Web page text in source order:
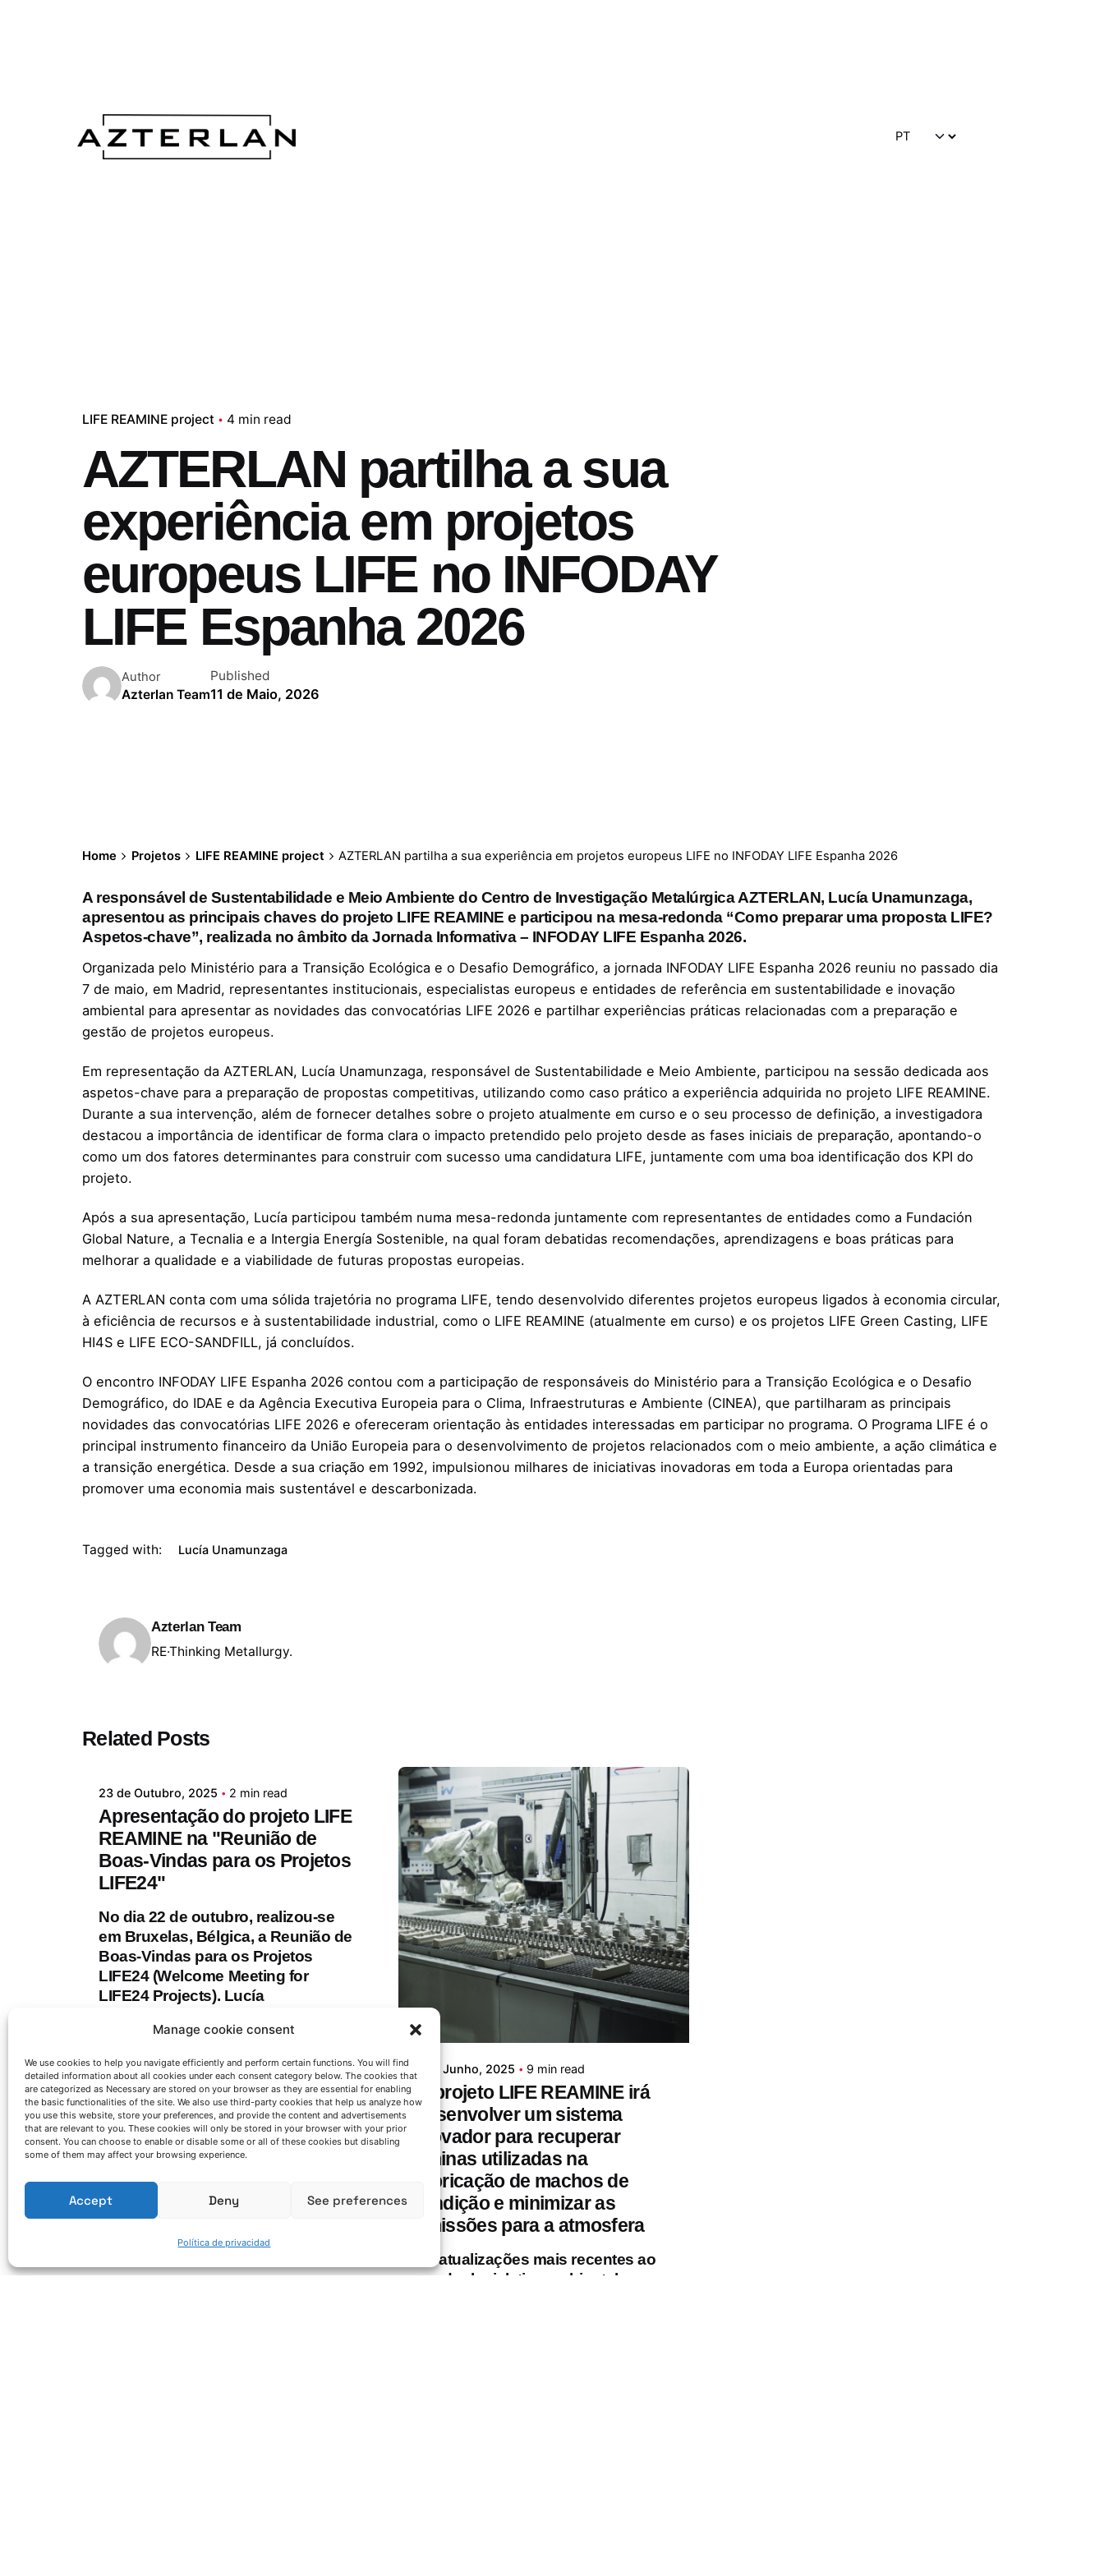
Manage cookie consent
We use cookies to help you navigate efficiently and perform certain functions. You will find
detailed information about all cookies under each consent category below. The cookies that
are categorized as Necessary are stored on your browser as they are essential for enabling
the basic functionalities of the site. We also use third-party cookies that help us analyze how
you use this website, store your preferences, and provide the content and advertisements
that are relevant to you. These cookies will only be stored in your browser with your prior
consent. You can choose to enable or disable some or all of these cookies but disabling
some of them may affect your browsing experience.
Accept Deny See preferences
Política de privacidad
LIFE REAMINE project 4 min read
AZTERLAN partilha a sua
experiência em projetos
europeus LIFE no INFODAY
LIFE Espanha 2026
Author
Azterlan Team
Published
11 de Maio, 2026
Home Projetos LIFE REAMINE project AZTERLAN partilha a sua experiência em projetos europeus LIFE no INFODAY LIFE Espanha 2026
A responsável de Sustentabilidade e Meio Ambiente do Centro de Investigação Metalúrgica AZTERLAN, Lucía Unamunzaga,
apresentou as principais chaves do projeto LIFE REAMINE e participou na mesa-redonda “Como preparar uma proposta LIFE?
Aspetos-chave”, realizada no âmbito da Jornada Informativa – INFODAY LIFE Espanha 2026.
Organizada pelo Ministério para a Transição Ecológica e o Desafio Demográfico, a jornada INFODAY LIFE Espanha 2026 reuniu no passado dia
7 de maio, em Madrid, representantes institucionais, especialistas europeus e entidades de referência em sustentabilidade e inovação
ambiental para apresentar as novidades das convocatórias LIFE 2026 e partilhar experiências práticas relacionadas com a preparação e
gestão de projetos europeus.
Em representação da AZTERLAN, Lucía Unamunzaga, responsável de Sustentabilidade e Meio Ambiente, participou na sessão dedicada aos
aspetos-chave para a preparação de propostas competitivas, utilizando como caso prático a experiência adquirida no projeto LIFE REAMINE.
Durante a sua intervenção, além de fornecer detalhes sobre o projeto atualmente em curso e o seu processo de definição, a investigadora
destacou a importância de identificar de forma clara o impacto pretendido pelo projeto desde as fases iniciais de preparação, apontando-o
como um dos fatores determinantes para construir com sucesso uma candidatura LIFE, juntamente com uma boa identificação dos KPI do
projeto.
Após a sua apresentação, Lucía participou também numa mesa-redonda juntamente com representantes de entidades como a Fundación
Global Nature, a Tecnalia e a Intergia Energía Sostenible, na qual foram debatidas recomendações, aprendizagens e boas práticas para
melhorar a qualidade e a viabilidade de futuras propostas europeias.
A AZTERLAN conta com uma sólida trajetória no programa LIFE, tendo desenvolvido diferentes projetos europeus ligados à economia circular,
à eficiência de recursos e à sustentabilidade industrial, como o LIFE REAMINE (atualmente em curso) e os projetos LIFE Green Casting, LIFE
HI4S e LIFE ECO-SANDFILL, já concluídos.
O encontro INFODAY LIFE Espanha 2026 contou com a participação de responsáveis do Ministério para a Transição Ecológica e o Desafio
Demográfico, do IDAE e da Agência Executiva Europeia para o Clima, Infraestruturas e Ambiente (CINEA), que partilharam as principais
novidades das convocatórias LIFE 2026 e ofereceram orientação às entidades interessadas em participar no programa. O Programa LIFE é o
principal instrumento financeiro da União Europeia para o desenvolvimento de projetos relacionados com o meio ambiente, a ação climática e
a transição energética. Desde a sua criação em 1992, impulsionou milhares de iniciativas inovadoras em toda a Europa orientadas para
promover uma economia mais sustentável e descarbonizada.
Tagged with: Lucía Unamunzaga
Azterlan Team
RE·Thinking Metallurgy.
Related Posts
Azterlan Team
23 de Outubro, 2025 2 min read
Apresentação do projeto LIFE
REAMINE na "Reunião de
Boas-Vindas para os Projetos
LIFE24"
No dia 22 de outubro, realizou-se
em Bruxelas, Bélgica, a Reunião de
Boas-Vindas para os Projetos
LIFE24 (Welcome Meeting for
LIFE24 Projects). Lucía
Sustentabilidade e Ambiente da
AZTERLAN, apresentou os
principais objetivos do projeto
REAMINE, bem como a solução
tecnológica que será desenvolvida
no âmbito do mesmo.
Read More
5 de Junho, 2025 9 min read
O projeto LIFE REAMINE irá
desenvolver um sistema
inovador para recuperar
aminas utilizadas na
fabricação de machos de
fundição e minimizar as
emissões para a atmosfera
As atualizações mais recentes ao
quadro legislativo ambiental